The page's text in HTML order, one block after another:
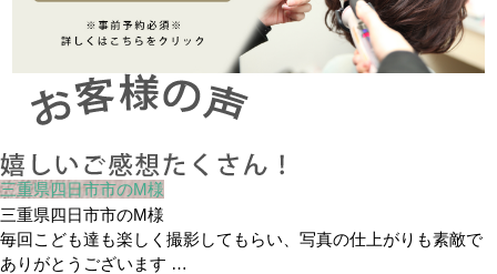
三重県四日市市のM様
三重県四日市市のM様
毎回こども達も楽しく撮影してもらい、写真の仕上がりも素敵で
ありがとうございます …